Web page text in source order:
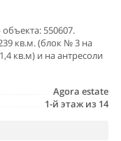
550607.
кв.м. (блок № 3 на
кв.м) и на антресоли
Agora estate
1-й этаж из 14